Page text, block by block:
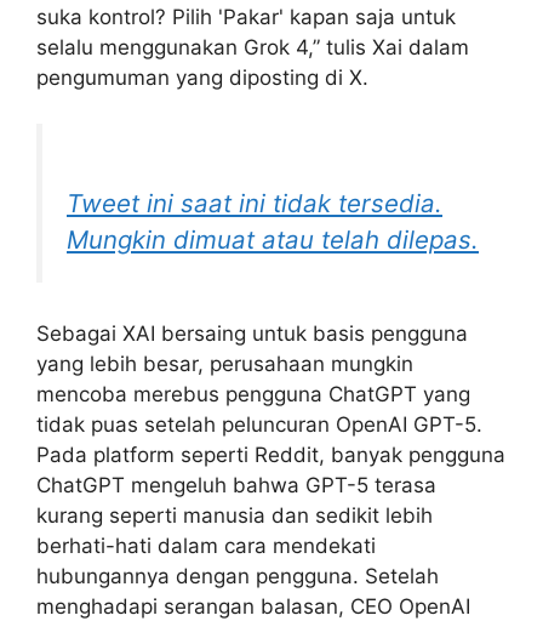
suka kontrol? Pilih 'Pakar' kapan saja untuk
selalu menggunakan Grok 4,” tulis Xai dalam
pengumuman yang diposting di X.
Tweet ini saat ini tidak tersedia.
Mungkin dimuat atau telah dilepas.
Sebagai XAI bersaing untuk basis pengguna
yang lebih besar, perusahaan mungkin
mencoba merebus pengguna ChatGPT yang
tidak puas setelah peluncuran OpenAI GPT-5.
Pada platform seperti Reddit, banyak pengguna
ChatGPT mengeluh bahwa GPT-5 terasa
kurang seperti manusia dan sedikit lebih
berhati-hati dalam cara mendekati
hubungannya dengan pengguna. Setelah
menghadapi serangan balasan, CEO OpenAI